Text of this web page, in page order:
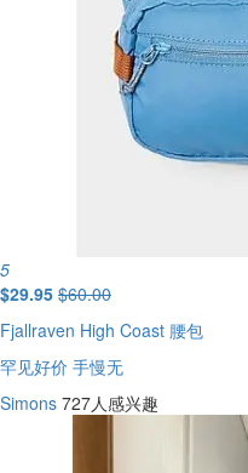
5
$29.95 $60.00
Fjallraven High Coast 腰包
罕见好价 手慢无
Simons 727人感兴趣